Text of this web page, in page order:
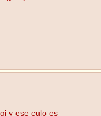
y ese culo es